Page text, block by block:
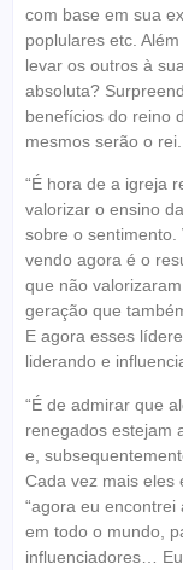
com base em sua
poplulares etc.
levar os outros à
absoluta?
benefícios do reino
mesmos serão o rei.
“É hora de a igreja
valorizar o ensino
sobre o sentimento.
vendo agora é o
que não
geração que
E agora esses
liderando e
“É de admirar que
renegados estejam
e,
Cada vez mais eles
“agora eu encontrei
em todo o mundo,
influenciadores…